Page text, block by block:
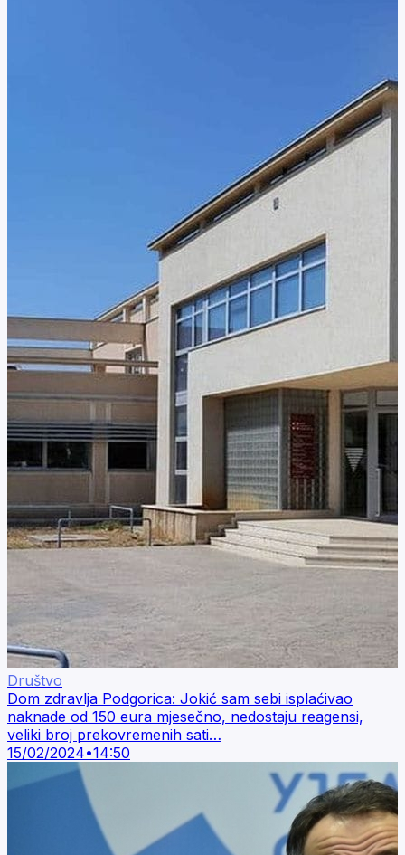
Društvo
Dom zdravlja Podgorica: Jokić sam sebi isplaćivao
naknade od 150 eura mjesečno, nedostaju reagensi,
veliki broj prekovremenih sati…
15/02/2024•14:50